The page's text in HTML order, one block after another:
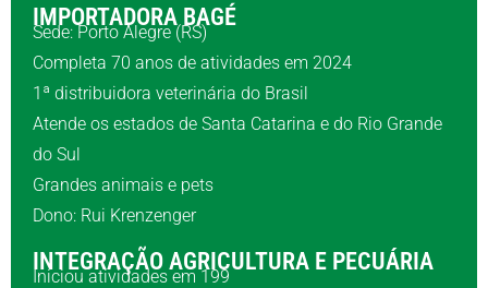
IMPORTADORA BAGÉ
Sede: Porto Alegre (RS)
Completa 70 anos de atividades em 2024
1ª distribuidora veterinária do Brasil
Atende os estados de Santa Catarina e do Rio Grande
do Sul
Grandes animais e pets
Dono: Rui Krenzenger
INTEGRAÇÃO AGRICULTURA E PECUÁRIA
Iniciou atividades em 199